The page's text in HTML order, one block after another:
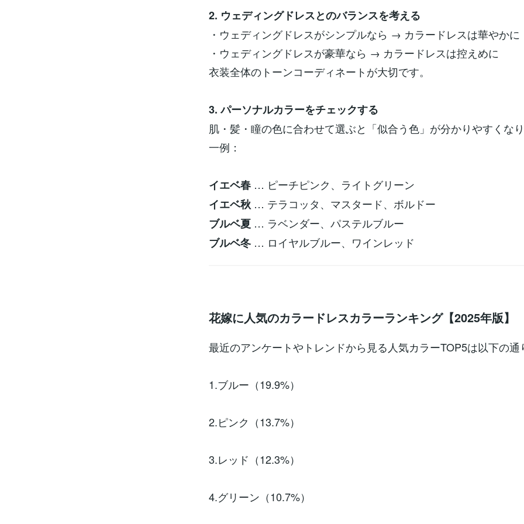
2. ウェディングドレスとのバランスを考える
・ウェディングドレスがシンプルなら → カラードレスは華やかに
・ウェディングドレスが豪華なら → カラードレスは控えめに
衣装全体のトーンコーディネートが大切です。
3. パーソナルカラーをチェックする
肌・髪・瞳の色に合わせて選ぶと「似合う色」が分かりやすくな
一例：
イエベ春 … ピーチピンク、ライトグリーン
イエベ秋 … テラコッタ、マスタード、ボルドー
ブルベ夏 … ラベンダー、パステルブルー
ブルベ冬 … ロイヤルブルー、ワインレッド
花嫁に人気のカラードレスカラーランキング【2025年版】
最近のアンケートやトレンドから見る人気カラーTOP5は以下の通
1.ブルー（19.9%）
2.ピンク（13.7%）
3.レッド（12.3%）
4.グリーン（10.7%）